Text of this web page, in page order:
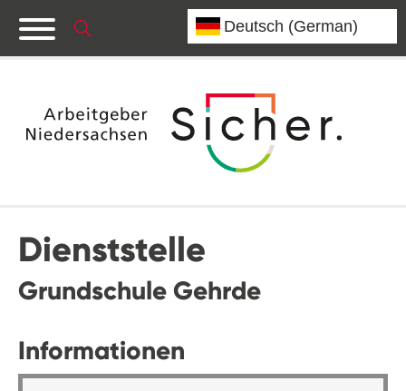
Dienststelle
Grundschule Gehrde
Informationen